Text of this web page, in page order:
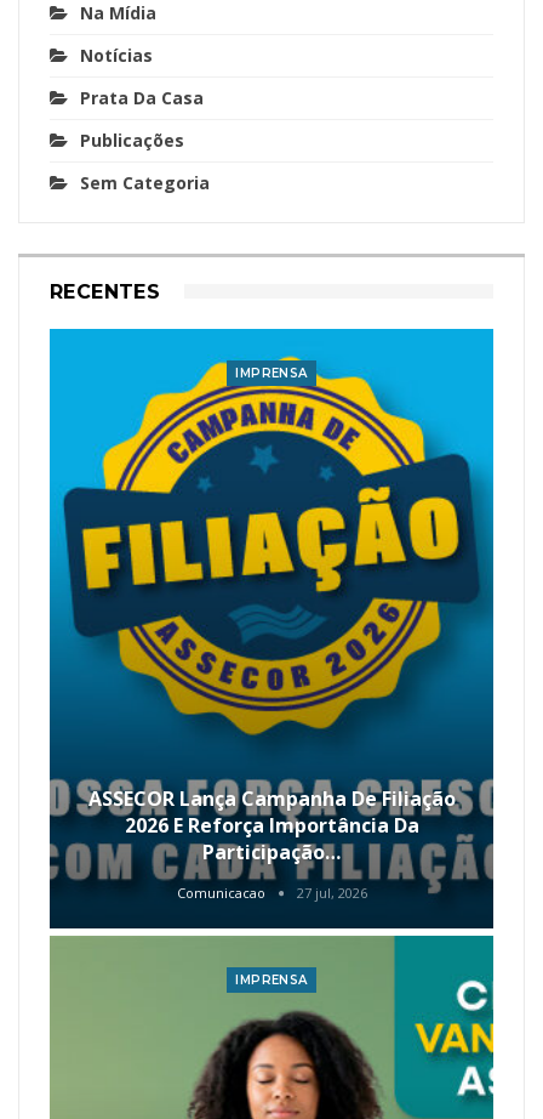
Na Mídia
Notícias
Prata Da Casa
Publicações
Sem Categoria
RECENTES
IMPRENSA
ASSECOR Lança Campanha De Filiação
2026 E Reforça Importância Da
Participação…
Comunicacao 27 jul, 2026
IMPRENSA